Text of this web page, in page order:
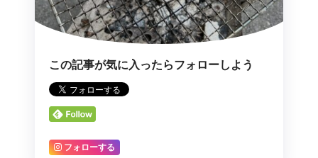
この記事が気に入ったらフォローしよう
フォローする